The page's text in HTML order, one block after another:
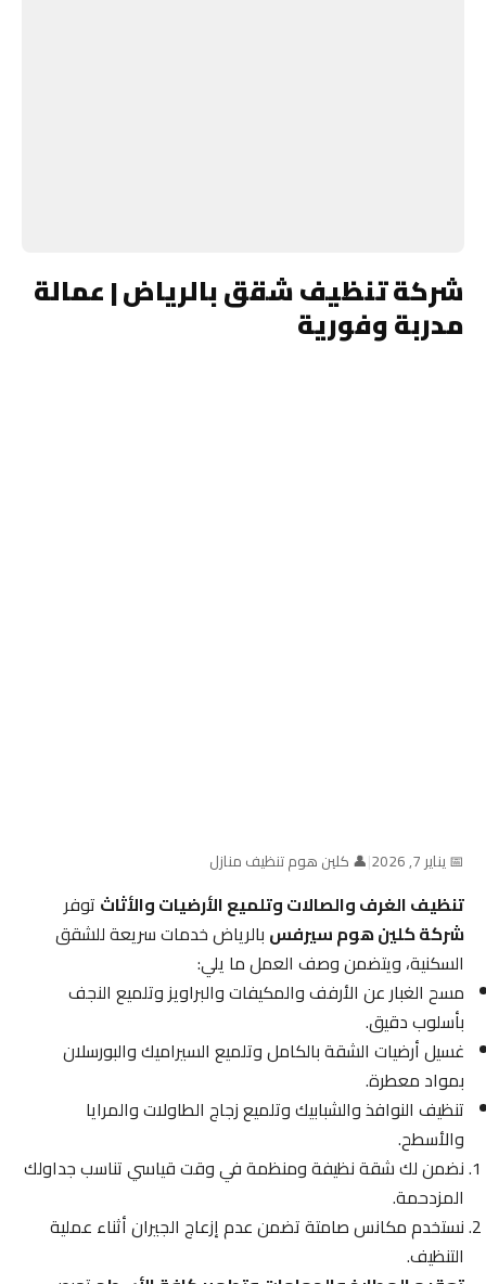
شركة تنظيف شقق بالرياض | عمالة
مدربة وفورية
📅 يناير 7, 2026 |👤 كلين هوم تنظيف منازل
تنظيف الغرف والصالات وتلميع الأرضيات والأثاثتوفر
شركة كلين هوم سيرفسبالرياض خدمات سريعة للشقق
السكنية، ويتضمن وصف العمل ما يلي:
مسح الغبار عن الأرفف والمكيفات والبراويز وتلميع النجف
بأسلوب دقيق.
غسيل أرضيات الشقة بالكامل وتلميع السيراميك والبورسلان
بمواد معطرة.
تنظيف النوافذ والشبابيك وتلميع زجاج الطاولات والمرايا
والأسطح.
نضمن لك شقة نظيفة ومنظمة في وقت قياسي تناسب جداولك
المزدحمة.
نستخدم مكانس صامتة تضمن عدم إزعاج الجيران أثناء عملية
التنظيف.